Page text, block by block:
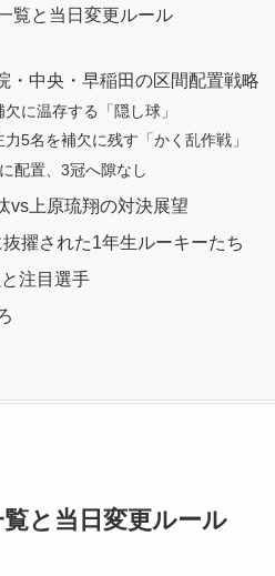
覧と当日変更ルール
・中央・早稲田の区間配置戦略
に温存する「隠し球」
5名を補欠に残す「かく乱作戦」
配置、3冠へ隙なし
vs上原琉翔の対決展望
擢された1年生ルーキーたち
注目選手
と当日変更ルール